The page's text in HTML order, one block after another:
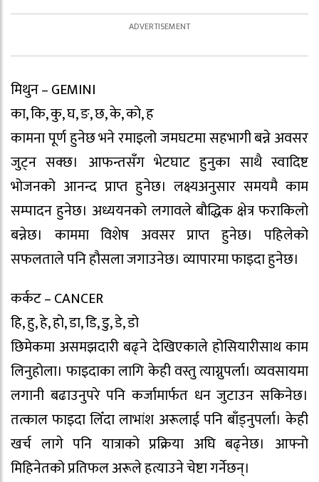
मिथुन – GEMINI
का, कि, कु, घ, ङ, छ, के, को, ह
कामना पूर्ण हुनेछ भने रमाइलो जमघटमा सहभागी बन्ने अवसर
जुट्न सक्छ। आफन्तसँग भेटघाट हुनुका साथै स्वादिष्ट
भोजनको आनन्द प्राप्त हुनेछ। लक्ष्यअनुसार समयमै काम
सम्पादन हुनेछ। अध्ययनको लगावले बौद्धिक क्षेत्र फराकिलो
बन्नेछ। काममा विशेष अवसर प्राप्त हुनेछ। पहिलेको
सफलताले पनि हौसला जगाउनेछ। व्यापारमा फाइदा हुनेछ।
कर्कट – CANCER
हि, हु, हे, हो, डा, डि, डु, डे, डो
छिमेकमा असमझदारी बढ्ने देखिएकाले होसियारीसाथ काम
लिनुहोला। फाइदाका लागि केही वस्तु त्याग्नुपर्ला। व्यवसायमा
लगानी बढाउनुपरे पनि कर्जामार्फत धन जुटाउन सकिनेछ।
तत्काल फाइदा लिँदा लाभांश अरूलाई पनि बाँड्नुपर्ला। केही
खर्च लागे पनि यात्राको प्रक्रिया अघि बढ्नेछ। आफ्नो
मिहिनेतको प्रतिफल अरूले हत्याउने चेष्टा गर्नेछन्।